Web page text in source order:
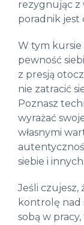
rezygnując z
poradnik jest
W tym kursie
pewność
z presją
nie zatracić
Poznasz
wyrażać
własnymi
siebie i innych.
Jeśli czujesz,
kontrolę nad
sobą w